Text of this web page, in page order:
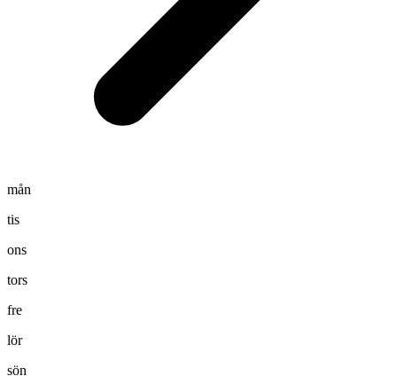
mån
tis
ons
tors
fre
lör
sön